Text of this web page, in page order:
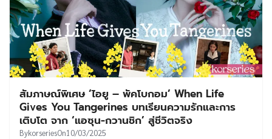
สัมภาษณ์พิเศษ ‘ไอยู – พัคโบกอม’ When Life
Gives You Tangerines บทเรียนความรักและการ
เติบโต จาก ‘แอซุน-กวานชิก’ สู่ชีวิตจริง
BykorseriesOn10/03/2025